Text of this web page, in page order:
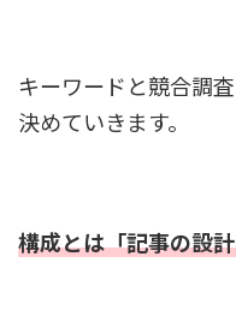
キーワードと競合調
決めていきます。
構成とは「記事の設